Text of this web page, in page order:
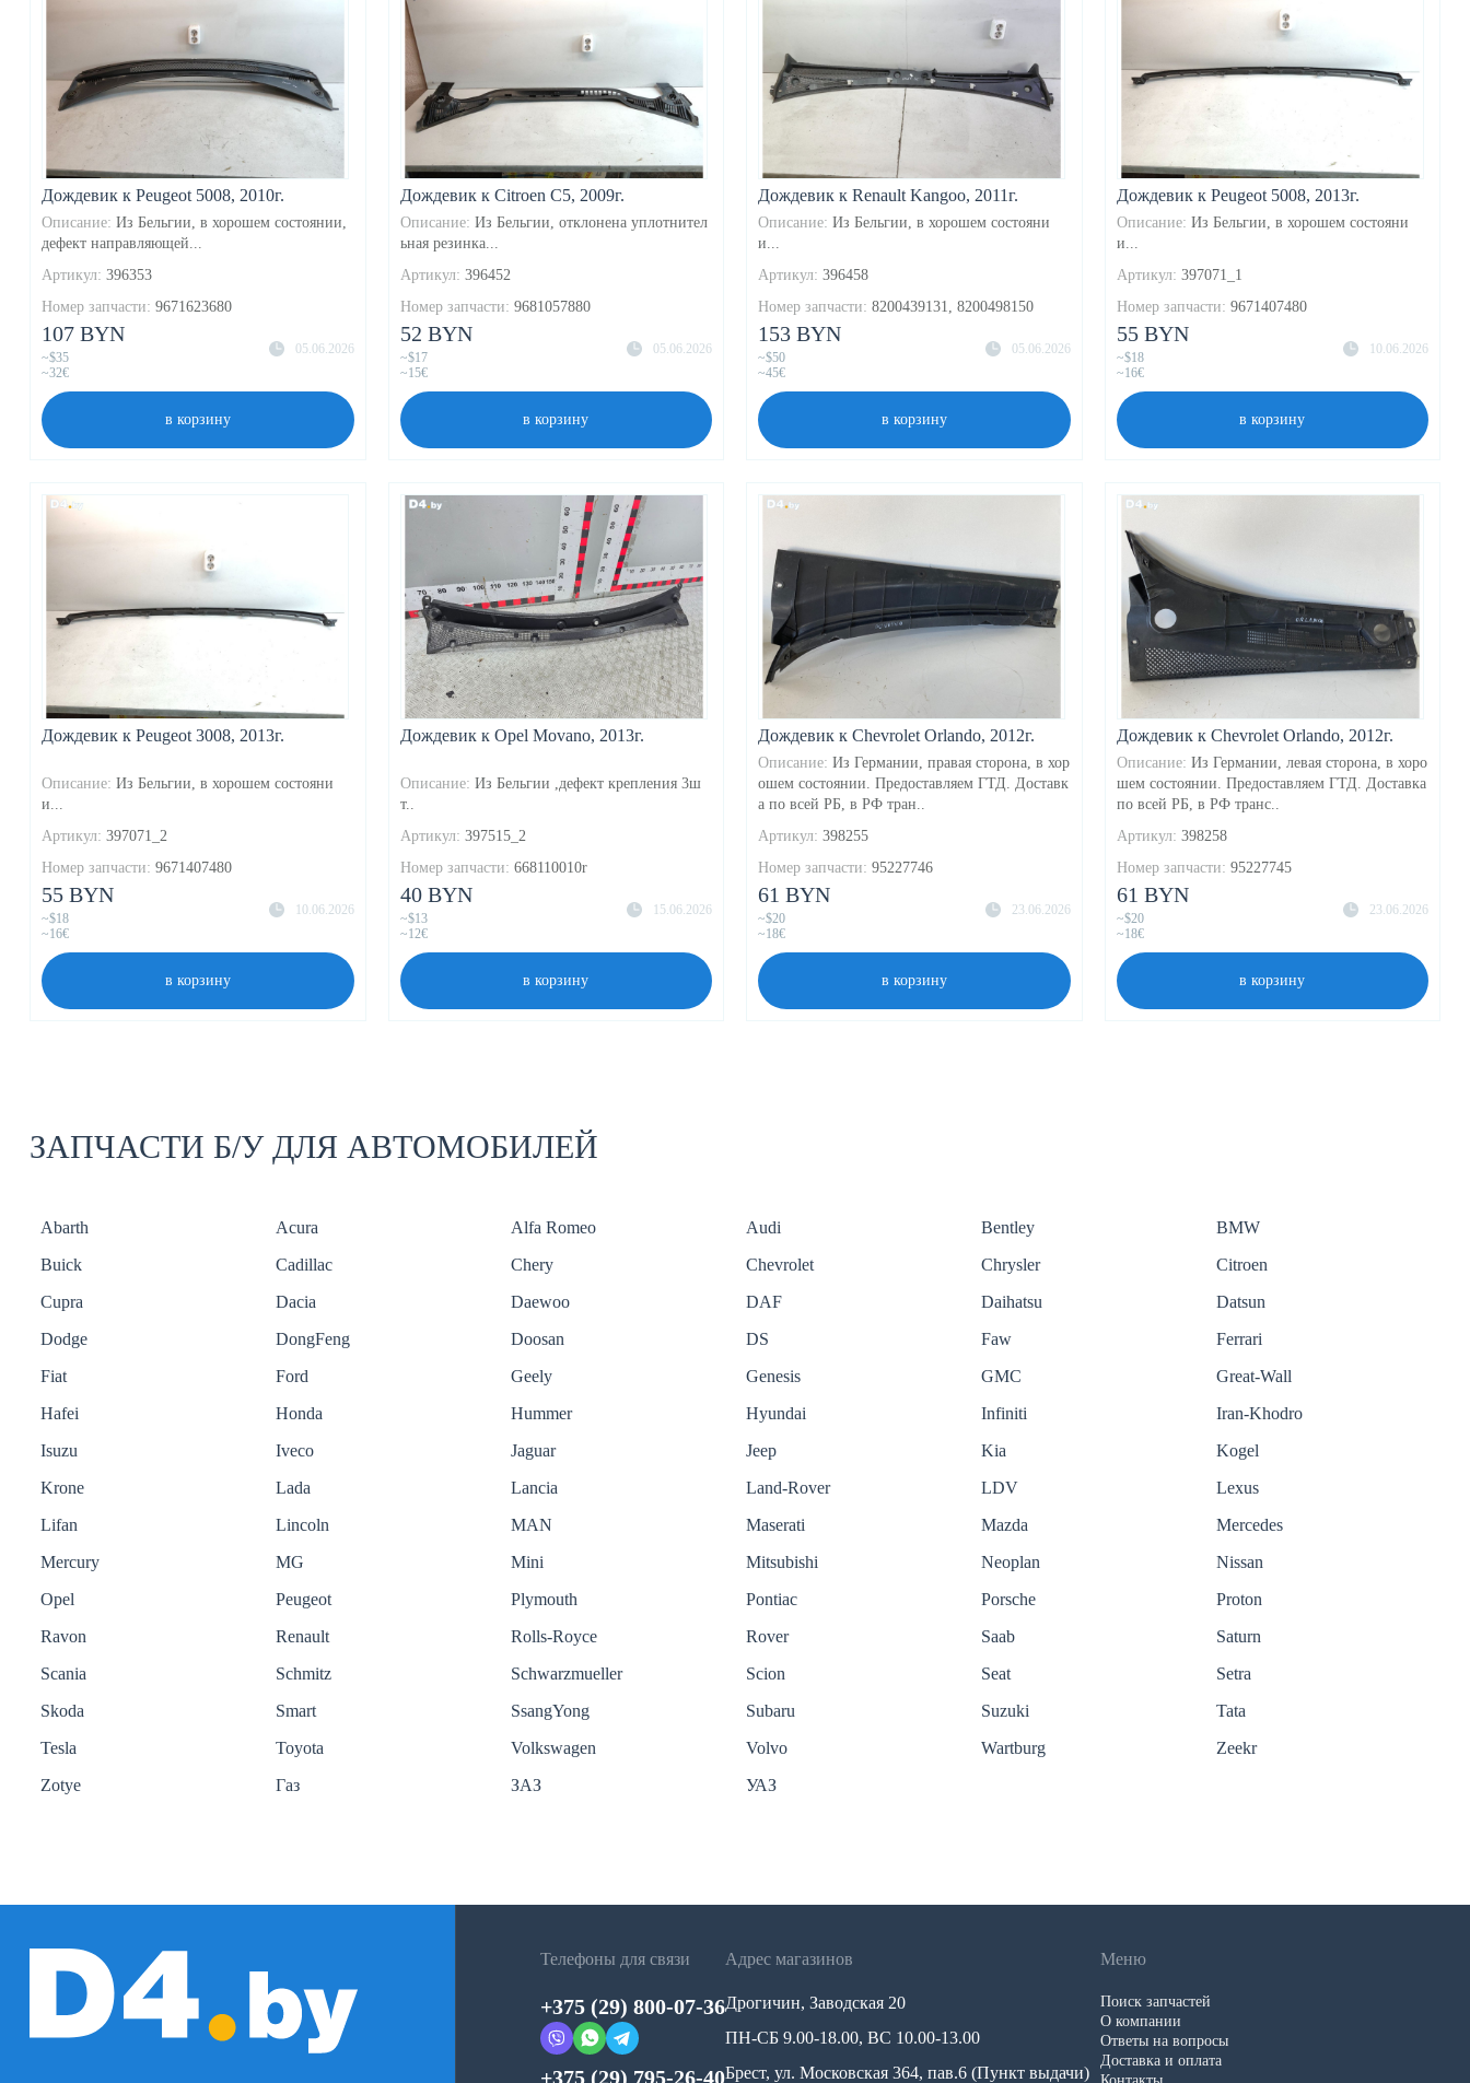
Дождевик к Peugeot 5008, 2010г.
Описание: Из Бельгии, в хорошем состоянии,
дефект направляющей...
Артикул: 396353
Номер запчасти: 9671623680
05.06.2026
107 BYN
~$35
~32€
в корзину
Дождевик к Citroen C5, 2009г.
Описание: Из Бельгии, отклонена уплотнител
ьная резинка...
Артикул: 396452
Номер запчасти: 9681057880
05.06.2026
52 BYN
~$17
~15€
в корзину
Дождевик к Renault Kangoo, 2011г.
Описание: Из Бельгии, в хорошем состояни
и...
Артикул: 396458
Номер запчасти: 8200439131, 8200498150
05.06.2026
153 BYN
~$50
~45€
в корзину
Дождевик к Peugeot 5008, 2013г.
Описание: Из Бельгии, в хорошем состояни
и...
Артикул: 397071_1
Номер запчасти: 9671407480
10.06.2026
55 BYN
~$18
~16€
в корзину
Дождевик к Peugeot 3008, 2013г.
Описание: Из Бельгии, в хорошем состояни
и...
Артикул: 397071_2
Номер запчасти: 9671407480
10.06.2026
55 BYN
~$18
~16€
в корзину
Дождевик к Opel Movano, 2013г.
Описание: Из Бельгии ,дефект крепления 3ш
т..
Артикул: 397515_2
Номер запчасти: 668110010r
15.06.2026
40 BYN
~$13
~12€
в корзину
Дождевик к Chevrolet Orlando, 2012г.
Описание: Из Германии, правая сторона, в хор
ошем состоянии. Предоставляем ГТД. Доставк
а по всей РБ, в РФ тран..
Артикул: 398255
Номер запчасти: 95227746
23.06.2026
61 BYN
~$20
~18€
в корзину
Дождевик к Chevrolet Orlando, 2012г.
Описание: Из Германии, левая сторона, в хоро
шем состоянии. Предоставляем ГТД. Доставка
по всей РБ, в РФ транс..
Артикул: 398258
Номер запчасти: 95227745
23.06.2026
61 BYN
~$20
~18€
в корзину
ЗАПЧАСТИ Б/У ДЛЯ АВТОМОБИЛЕЙ
Abarth Acura Alfa Romeo Audi Bentley
BMW
Buick
Cadillac Chery Chevrolet Chrysler
Citroen
Cupra
Dacia Daewoo DAF Daihatsu
Datsun
Dodge
DongFeng Doosan DS Faw
Ferrari
Fiat
Ford Geely Genesis GMC
Great-Wall
Hafei
Honda Hummer Hyundai Infiniti
Iran-Khodro
Isuzu
Iveco Jaguar Jeep Kia
Kogel
Krone
Lada Lancia Land-Rover LDV
Lexus
Lifan
Lincoln MAN Maserati Mazda
Mercedes
Mercury
MG Mini Mitsubishi Neoplan
Nissan
Opel
Peugeot Plymouth Pontiac Porsche
Proton
Ravon
Renault Rolls-Royce Rover Saab
Saturn
Scania
Schmitz Schwarzmueller Scion Seat
Setra
Skoda
Smart SsangYong Subaru Suzuki
Tata
Tesla
Toyota Volkswagen Volvo Wartburg
Zeekr
Zotye
Газ ЗАЗ УАЗ
Телефоны для связи
+375 (29) 800-07-36
+375 (29) 795-26-40
Адрес магазинов
Дрогичин, Заводская 20
ПН-СБ 9.00-18.00, ВС 10.00-13.00
Брест, ул. Московская 364, пав.6 (Пункт выдачи)
Меню
Поиск запчастей
О компании
Ответы на вопросы
Доставка и оплата